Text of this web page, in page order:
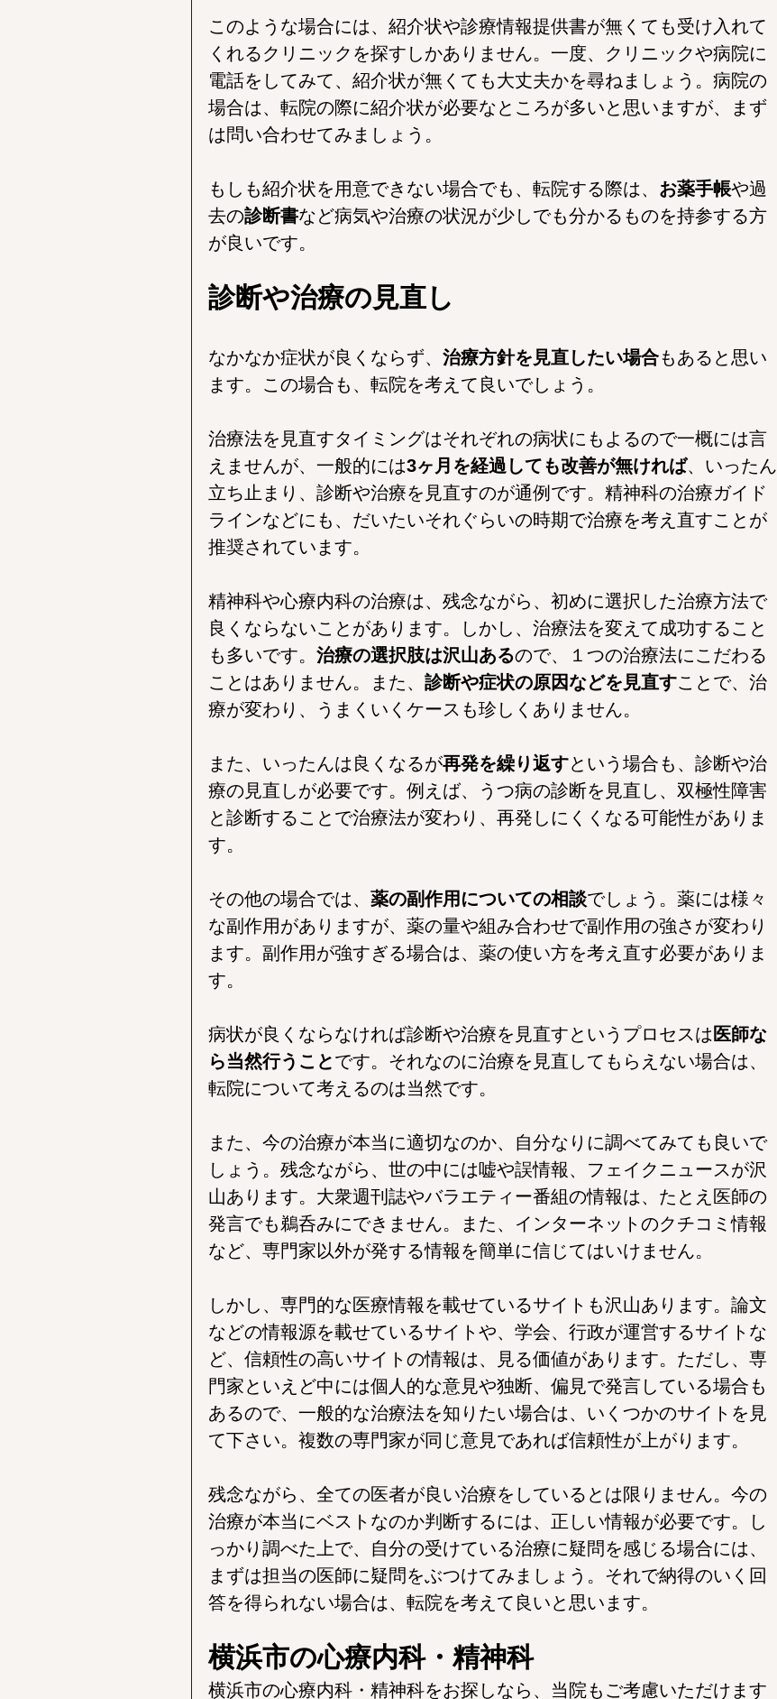
このような場合には、紹介状や診療情報提供書が無くても受け入れて
くれるクリニックを探すしかありません。一度、クリニックや病院に
電話をしてみて、紹介状が無くても大丈夫かを尋ねましょう。病院の
場合は、転院の際に紹介状が必要なところが多いと思いますが、まず
は問い合わせてみましょう。
もしも紹介状を用意できない場合でも、転院する際は、 お薬手帳や過
去の診断書など病気や治療の状況が少しでも分かるものを持参する方
が良いです。
診断や治療の見直し
なかなか症状が良くならず、 治療方針を見直したい場合もあると思い
ます。この場合も、転院を考えて良いでしょう。
治療法を見直すタイミングはそれぞれの病状にもよるので一概には言
えませんが、一般的には3ヶ月を経過しても改善が無ければ、いったん
立ち止まり、診断や治療を見直すのが通例です。精神科の治療ガイド
ラインなどにも、だいたいそれぐらいの時期で治療を考え直すことが
推奨されています。
精神科や心療内科の治療は、残念ながら、初めに選択した治療方法で
良くならないことがあります。しかし、治療法を変えて成功すること
も多いです。 治療の選択肢は沢山あるので、１つの治療法にこだわる
ことはありません。また、 診断や症状の原因などを見直すことで、治
療が変わり、うまくいくケースも珍しくありません。
また、いったんは良くなるが再発を繰り返すという場合も、診断や治
療の見直しが必要です。 例えば、うつ病の診断を見直し、双極性障害
と診断することで治療法が変わり、再発しにくくなる可能性がありま
す。
その他の場合では、 薬の副作用についての相談でしょう。薬には様々
な副作用がありますが、薬の量や組み合わせで副作用の強さが変わり
ます。副作用が強すぎる場合は、薬の使い方を考え直す必要がありま
す。
病状が良くならなければ診断や治療を見直すというプロセスは 医師な
ら当然行うことです。それなのに治療を見直してもらえない場合は、
転院について考えるのは当然です。
また、今の治療が本当に適切なのか、自分なりに調べてみても良いで
しょう。残念ながら、世の中には嘘や誤情報、フェイクニュースが沢
山あります。大衆週刊誌やバラエティー番組の情報は、たとえ医師の
発言でも鵜呑みにできません。また、インターネットのクチコミ情報
など、専門家以外が発する情報を簡単に信じてはいけません。
しかし、専門的な医療情報を載せているサイトも沢山あります。論文
などの情報源を載せているサイトや、学会、行政が運営するサイトな
ど、信頼性の高いサイトの情報は、見る価値があります。ただし、専
門家といえど中には個人的な意見や独断、偏見で発言している場合も
あるので、一般的な治療法を知りたい場合は、いくつかのサイトを見
て下さい。複数の専門家が同じ意見であれば信頼性が上がります。
残念ながら、全ての医者が良い治療をしているとは限りません。今の
治療が本当にベストなのか判断するには、正しい情報が必要です。し
っかり調べた上で、自分の受けている治療に疑問を感じる場合には、
まずは担当の医師に疑問をぶつけてみましょう。それで納得のいく回
答を得られない場合は、転院を考えて良いと思います。
横浜市の心療内科・精神科
横浜市の心療内科・精神科をお探しなら、当院もご考慮いただけます